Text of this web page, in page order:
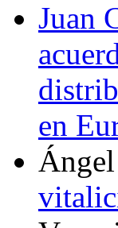
Juan
en
Ángel